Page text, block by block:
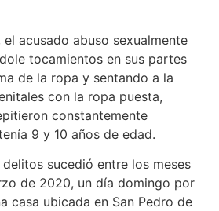
el acusado abuso sexualmente
tocamientos en sus partes
de la ropa y sentando a la
con la ropa puesta,
constantemente
9 y 10 años de edad.
sucedió entre los meses
de 2020, un día domingo por
casa ubicada en San Pedro de